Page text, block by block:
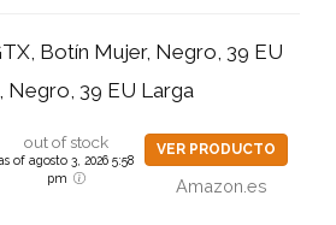
Botín Mujer, Negro, 39 EU
Negro, 39 EU Larga
out of stock
of agosto 3, 2026 5:58
pm
VER PRODUCTO
Amazon.es